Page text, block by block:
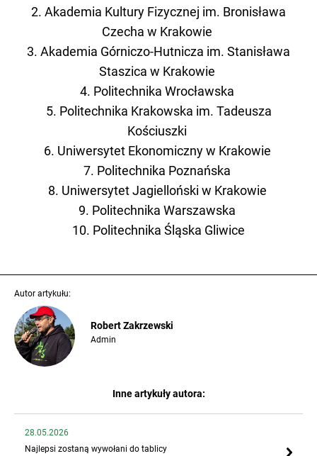
2. Akademia Kultury Fizycznej im. Bronisława
Czecha w Krakowie
3. Akademia Górniczo-Hutnicza im. Stanisława
Staszica w Krakowie
4. Politechnika Wrocławska
5. Politechnika Krakowska im. Tadeusza
Kościuszki
6. Uniwersytet Ekonomiczny w Krakowie
7. Politechnika Poznańska
8. Uniwersytet Jagielloński w Krakowie
9. Politechnika Warszawska
10. Politechnika Śląska Gliwice
Autor artykułu:
Robert Zakrzewski
Admin
Inne artykuły autora:
28.05.2026
Najlepsi zostaną wywołani do tablicy